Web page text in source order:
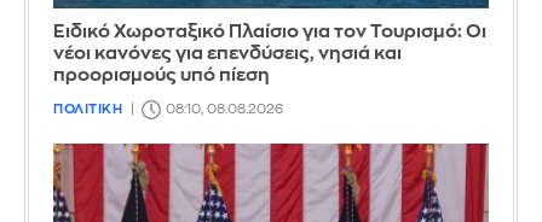
Ειδικό Χωροταξικό Πλαίσιο για τον Τουρισμό: Οι
νέοι κανόνες για επενδύσεις, νησιά και
προορισμούς υπό πίεση
ΠΟΛΙΤΙΚΗ 08:10, 08.08.2026